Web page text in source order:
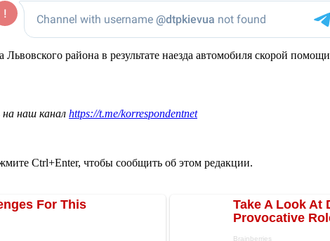
района в результате наезда автомобиля скорой помощи
наш канал https://t.me/korrespondentnet
Ctrl+Enter, чтобы сообщить об этом редакции.